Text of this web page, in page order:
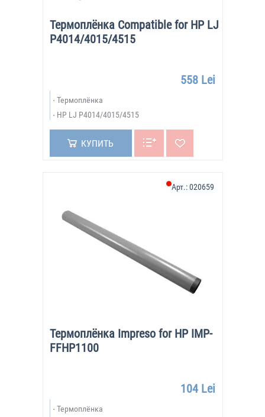
Термоплёнка Compatible for HP LJ
P4014/4015/4515
558 Lei
Термоплёнка
HP LJ P4014/4015/4515
КУПИТЬ
Термоплёнка Impreso for HP IMP-
FFHP1100
Арт.:020659
104 Lei
Термоплёнка